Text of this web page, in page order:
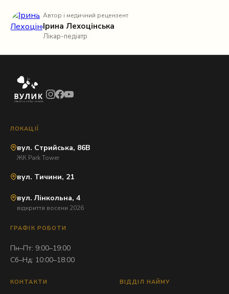
Автор і медичний рецензент
Ірина Лехоцінська
Лікар-педіатр
ЛОКАЦІЇ
вул. Стрийська, 86В
ЖК Park Tower
вул. Тичини, 21
вул. Лінкольна, 4
відкриття восени 2026
ГРАФІК РОБОТИ
Пн–Пт: 9:00–19:00
Сб–Нд: 10:00–18:00
КОНТАКТИ ВІДДІЛ НАЙМУ